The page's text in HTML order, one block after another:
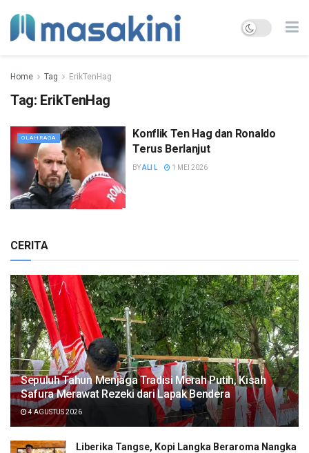
Home Tag ErikTenHag
Tag: ErikTenHag
OLAHRAGA
Konflik Ten Hag dan Ronaldo
Terus Berlanjut
BYALI L 1 MEI 2026
CERITA
Sepuluh Tahun Menjaga Tradisi Merah Putih, Kisah
Safura Merawat Rezeki dari Lapak Bendera
4 AGUSTUS 2026
Liberika Tangse, Kopi Langka Beraroma Nangka